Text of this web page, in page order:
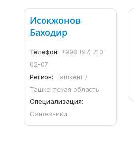
Исокжонов
Баходир
Телефон: +998 (97) 710-
02-07
Регион: Ташкент /
Ташкентская область
Специализация:
Сантехники